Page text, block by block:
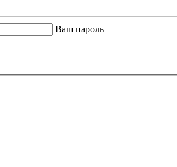
Ваш пароль